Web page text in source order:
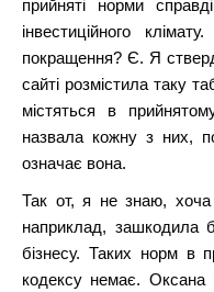
прийняті норми
інвестиційного
покращення? Є. Я
сайті розмістила таку
містяться в
назвала кожну з них,
означає вона.
Так от, я не знаю,
наприклад, зашкодила
бізнесу. Таких норм в
кодексу немає. Оксана